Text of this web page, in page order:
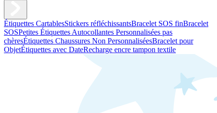
Étiquettes CartablesStickers réfléchissantsBracelet SOS finBracelet
SOSPetites Étiquettes Autocollantes Personnalisées pas
chèresÉtiquettes Chaussures Non PersonnaliséesBracelet pour
ObjetÉtiquettes avec DateRecharge encre tampon textile